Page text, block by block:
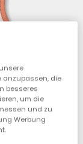
anzupassen, die
besseres
um die
und zu
Werbung